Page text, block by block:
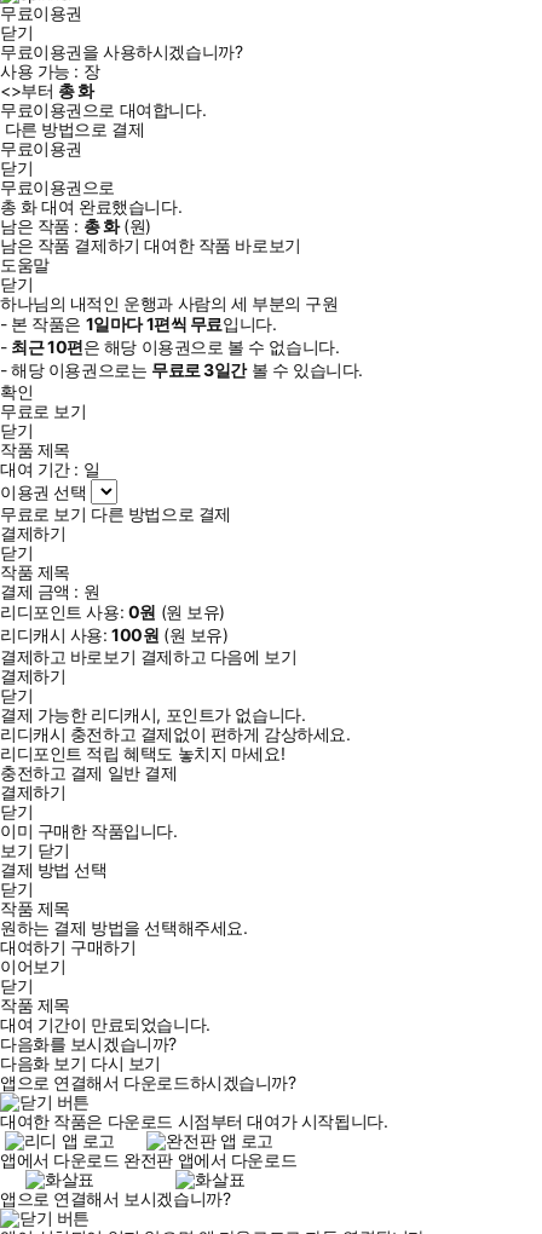
무료이용권
닫기
무료이용권을 사용하시겠습니까?
사용 가능 : 장
<>부터 총화
무료이용권으로 대여합니다.
다른 방법으로 결제
무료이용권
닫기
무료이용권으로
총 화대여 완료했습니다.
남은 작품 : 총화(원)
남은 작품 결제하기 대여한 작품 바로보기
도움말
닫기
하나님의 내적인 운행과 사람의 세 부분의 구원
- 본 작품은 1일마다1편씩 무료입니다.
- 최근10편은 해당 이용권으로 볼 수 없습니다.
- 해당 이용권으로는 무료로3일간볼 수 있습니다.
확인
무료로 보기
닫기
작품 제목
대여 기간 : 일
이용권 선택
무료로 보기 다른 방법으로 결제
결제하기
닫기
작품 제목
결제 금액 : 원
리디포인트 사용: 0원 (원 보유)
리디캐시 사용:100원 (원 보유)
결제하고 바로보기 결제하고 다음에 보기
결제하기
닫기
결제 가능한 리디캐시, 포인트가 없습니다.
리디캐시 충전하고 결제없이 편하게 감상하세요.
리디포인트 적립 혜택도 놓치지 마세요!
충전하고 결제 일반 결제
결제하기
닫기
이미 구매한 작품입니다.
보기 닫기
결제 방법 선택
닫기
작품 제목
원하는 결제 방법을 선택해주세요.
대여하기 구매하기
이어보기
닫기
작품 제목
대여 기간이 만료되었습니다.
다음화를 보시겠습니까?
다음화 보기 다시 보기
앱으로 연결해서 다운로드하시겠습니까?
대여한 작품은 다운로드 시점부터 대여가 시작됩니다.
앱에서 다운로드 완전판 앱에서 다운로드
앱으로 연결해서 보시겠습니까?